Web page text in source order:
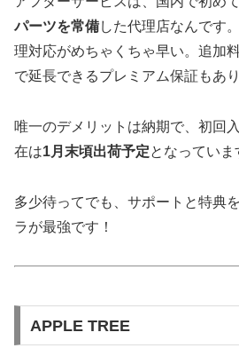
パーツを常備した代理店なんです
理対応がめちゃくちゃ早い。追加
で延長できるプレミアム保証もあり
唯一のデメリットは納期で、初回
在は1月末頃出荷予定となっていま
多少待ってでも、サポートと特典
ラが最強です！
APPLE TREE